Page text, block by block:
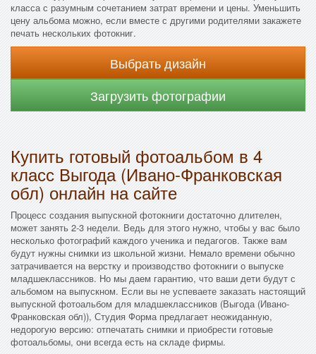
класса с разумным сочетанием затрат времени и цены. Уменьшить
цену альбома можно, если вместе с другими родителями закажете
печать нескольких фотокниг.
Выбрать дизайн
Загрузить фотографии
Купить готовый фотоальбом в 4
класс Выгода (Ивано-Франковская
обл) онлайн на сайте
Процесс создания выпускной фотокниги достаточно длителен,
может занять 2-3 недели. Ведь для этого нужно, чтобы у вас было
несколько фотографий каждого ученика и педагогов. Также вам
будут нужны снимки из школьной жизни. Немало времени обычно
затрачивается на верстку и производство фотокниги о выпуске
младшеклассников. Но мы даем гарантию, что ваши дети будут с
альбомом на выпускном. Если вы не успеваете заказать настоящий
выпускной фотоальбом для младшеклассников (Выгода (Ивано-
Франковская обл)), Студия Форма предлагает неожиданную,
недорогую версию: отпечатать снимки и приобрести готовые
фотоальбомы, они всегда есть на складе фирмы.